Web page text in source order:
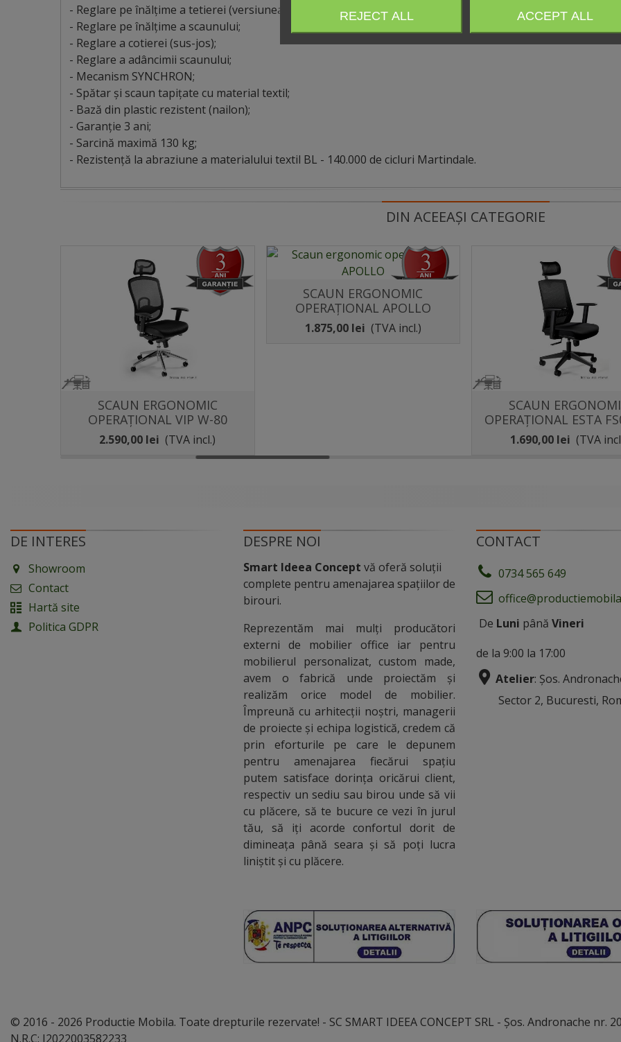
- Reglare pe înălțime a tetierei (versiunea KB02-1H);
- Reglare pe înălțime a scaunului;
- Reglare a cotierei (sus-jos);
- Reglare a adâncimii scaunului;
- Mecanism SYNCHRON;
- Spătar și scaun tapițate cu material textil;
- Bază din plastic rezistent (nailon);
- Garanție 3 ani;
- Sarcină maximă 130 kg;
- Rezistență la abraziune a materialului textil BL - 140.000 de cicluri Martindale.
DIN ACEEAȘI CATEGORIE
Distribuie
SCAUN ERGONOMIC
OPERAȚIONAL VIP W-80
2.590,00 lei (TVA incl.)
Distribuie
SCAUN ERGONOMIC
OPERAȚIONAL APOLLO
1.875,00 lei (TVA incl.)
Distribuie
SCAUN
OPERAȚIONAL ESTA
1.690,00 lei (TVA
REJECT ALL ACCEPT ALL
DE INTERES
Showroom
Contact
Hartă site
Politica GDPR
DESPRE NOI
Smart Ideea Concept vă oferă soluții
complete pentru amenajarea spațiilor de
birouri.
Reprezentăm mai mulți producători
externi de mobilier office iar pentru
mobilierul personalizat, custom made,
avem o fabrică unde proiectăm și
realizăm orice model de mobilier.
Împreună cu arhitecții noștri, managerii
de proiecte și echipa logistică, credem că
prin eforturile pe care le depunem
pentru amenajarea fiecărui spațiu
putem satisface dorința oricărui client,
respectiv un sediu sau birou unde să vii
cu plăcere, să te bucure ce vezi în jurul
tău, să iți acorde confortul dorit de
dimineața până seara și să poți lucra
liniștit și cu plăcere.
CONTACT
0734 565 649
De Luni până Vineri
de la 9:00 la 17:00
Atelier: Șos.
Sector 2, Bucuresti,
© 2016 - 2026 Productie Mobila. Toate drepturile rezervate! - SC SMART IDEEA CONCEPT SRL - Șos. Andronache nr.
N.R.C: J2022003582233